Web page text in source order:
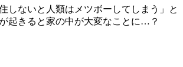
しないと人類はメツボーしてしまう」と
起きると家の中が大変なことに…？